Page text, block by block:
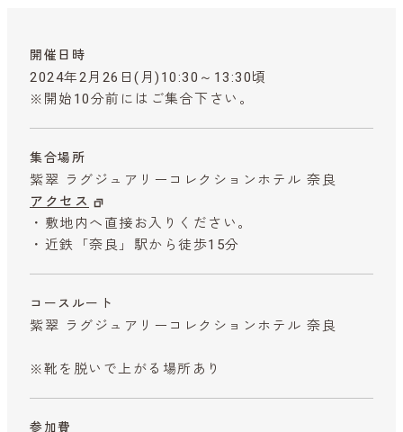
開催日時
2024年2月26日(月)10:30～13:30頃
※開始10分前にはご集合下さい。
集合場所
紫翠 ラグジュアリーコレクションホテル 奈良
アクセス
・敷地内へ直接お入りください。
・近鉄「奈良」駅から徒歩15分
コースルート
紫翠 ラグジュアリーコレクションホテル 奈良
※靴を脱いで上がる場所あり
参加費